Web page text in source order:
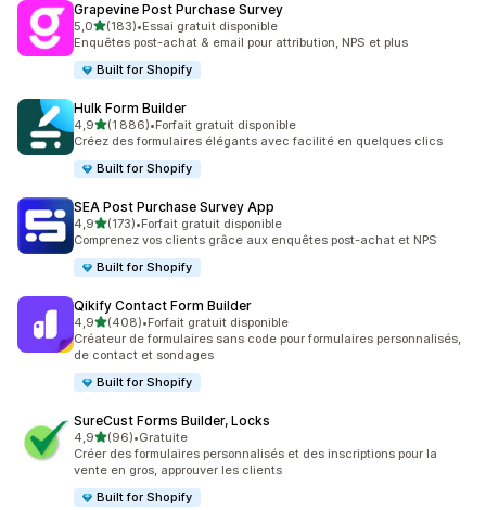
Grapevine Post Purchase Survey
5,0étoile(s) sur 5
(183)
183 avis au total
•Essai gratuit disponible
Enquêtes post-achat & email pour attribution, NPS et plus
Built for Shopify
Hulk Form Builder
4,9étoile(s) sur 5
(1 886)
1886 avis au total
•Forfait gratuit disponible
Créez des formulaires élégants avec facilité en quelques clics
Built for Shopify
SEA Post Purchase Survey App
4,9étoile(s) sur 5
(173)
173 avis au total
•Forfait gratuit disponible
Comprenez vos clients grâce aux enquêtes post-achat et NPS
Built for Shopify
Qikify Contact Form Builder
4,9étoile(s) sur 5
(408)
408 avis au total
•Forfait gratuit disponible
Créateur de formulaires sans code pour formulaires personnalisés,
de contact et sondages
Built for Shopify
SureCust Forms Builder, Locks
4,9étoile(s) sur 5
(96)
96 avis au total
•Gratuite
Créer des formulaires personnalisés et des inscriptions pour la
vente en gros, approuver les clients
Built for Shopify